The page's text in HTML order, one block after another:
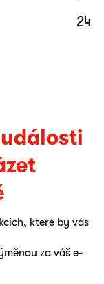
24.
které by vás
za váš e-